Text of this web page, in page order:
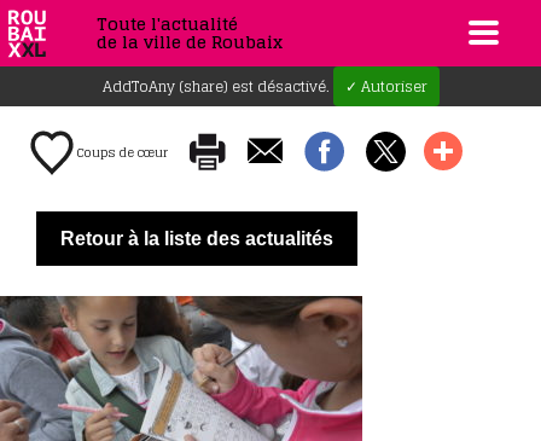
Toute l'actualité
de la ville de Roubaix
AddToAny (share) est désactivé. ✓ Autoriser
Coups de cœur
Retour à la liste des actualités